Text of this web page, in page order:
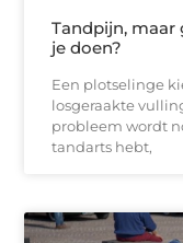
Tandpijn, maar
je doen?
Een plotselinge
losgeraakte
probleem wordt
tandarts hebt,